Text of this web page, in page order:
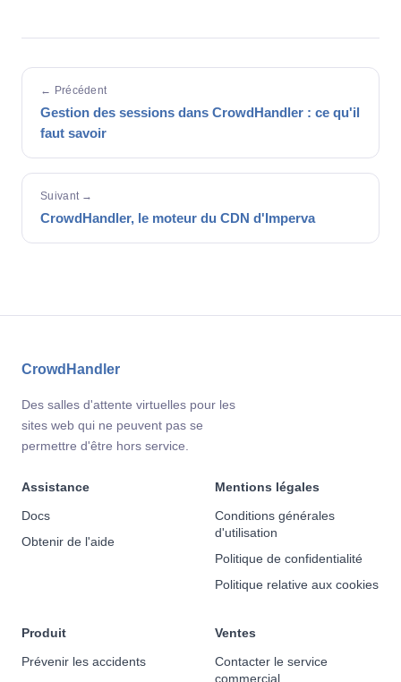
← Précédent
Gestion des sessions dans CrowdHandler : ce qu'il
faut savoir
Suivant →
CrowdHandler, le moteur du CDN d'Imperva
CrowdHandler
Des salles d'attente virtuelles pour les
sites web qui ne peuvent pas se
permettre d'être hors service.
Assistance
Docs
Obtenir de l'aide
Mentions légales
Conditions générales
d'utilisation
Politique de confidentialité
Politique relative aux cookies
Produit
Prévenir les accidents
Ventes
Contacter le service
commercial